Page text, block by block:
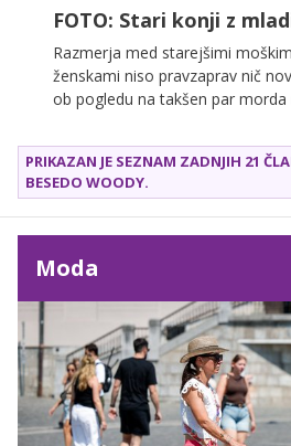
FOTO: Stari konji z
Razmerja med starejšimi
ženskami niso pravzaprav nič
ob pogledu na takšen par morda
PRIKAZAN JE SEZNAM ZADNJIH 21
BESEDO WOODY.
Moda